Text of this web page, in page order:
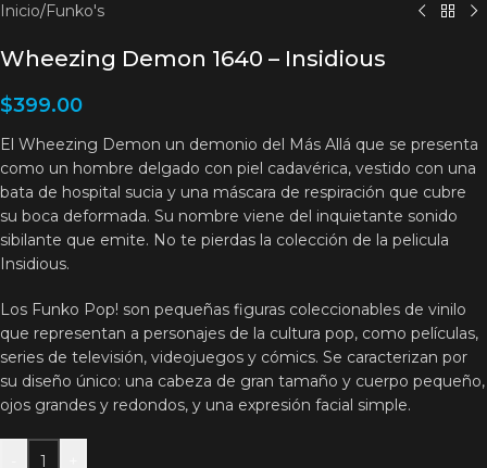
Inicio/Funko's
Wheezing Demon 1640 – Insidious
$399.00
El Wheezing Demon un demonio del Más Allá que se presenta
como un hombre delgado con piel cadavérica, vestido con una
bata de hospital sucia y una máscara de respiración que cubre
su boca deformada. Su nombre viene del inquietante sonido
sibilante que emite. No te pierdas la colección de la pelicula
Insidious.
Los Funko Pop! son pequeñas figuras coleccionables de vinilo
que representan a personajes de la cultura pop, como películas,
series de televisión, videojuegos y cómics. Se caracterizan por
su diseño único: una cabeza de gran tamaño y cuerpo pequeño,
ojos grandes y redondos, y una expresión facial simple.